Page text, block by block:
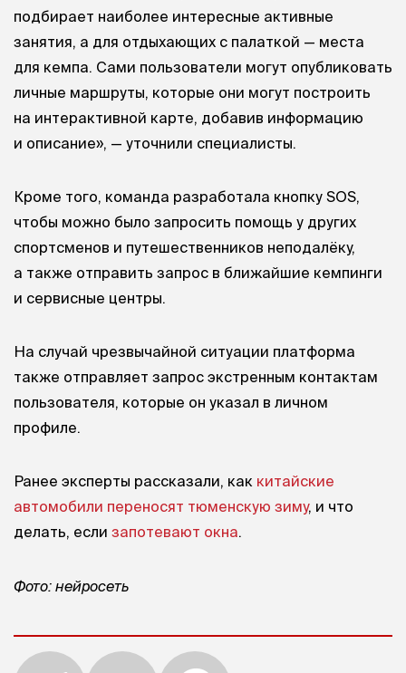
подбирает наиболее интересные активные
занятия, а для отдыхающих с палаткой — места
для кемпа. Сами пользователи могут опубликовать
личные маршруты, которые они могут построить
на интерактивной карте, добавив информацию
и описание», — уточнили специалисты.
Кроме того, команда разработала кнопку SOS,
чтобы можно было запросить помощь у других
спортсменов и путешественников неподалёку,
а также отправить запрос в ближайшие кемпинги
и сервисные центры.
На случай чрезвычайной ситуации платформа
также отправляет запрос экстренным контактам
пользователя, которые он указал в личном
профиле.
Ранее эксперты рассказали, как китайские
автомобили переносят тюменскую зиму, и что
делать, если запотевают окна.
Фото: нейросеть